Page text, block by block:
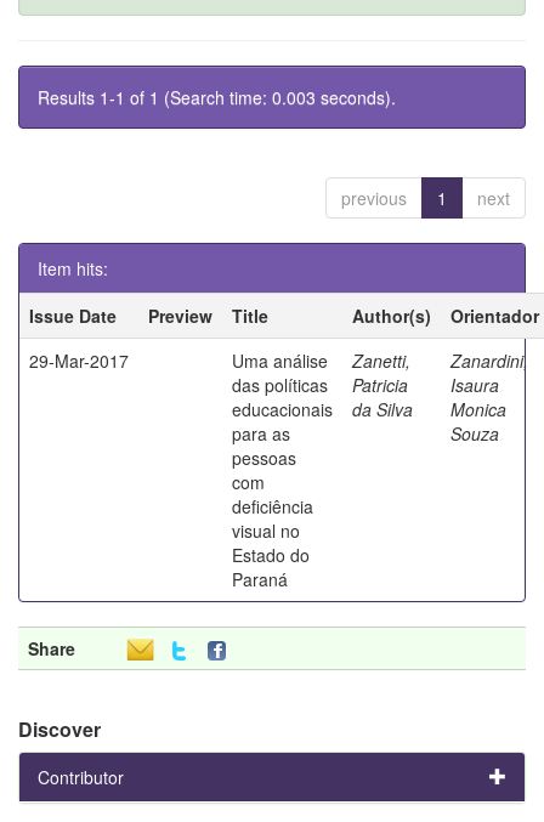
Results 1-1 of 1 (Search time: 0.003 seconds).
previous 1 next
Item hits:
Issue Date
Preview Title Author(s)
Orientador
29-Mar-2017
Uma análise
das políticas
educacionais
para as
pessoas
com
deficiência
visual no
Estado do
Paraná
Zanetti,
Patricia
da Silva
Zanardini,
Isaura
Monica
Souza
Share
Discover
Contributor